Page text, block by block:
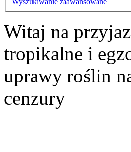
Witaj na
tropikalne i
uprawy roślin
cenzury